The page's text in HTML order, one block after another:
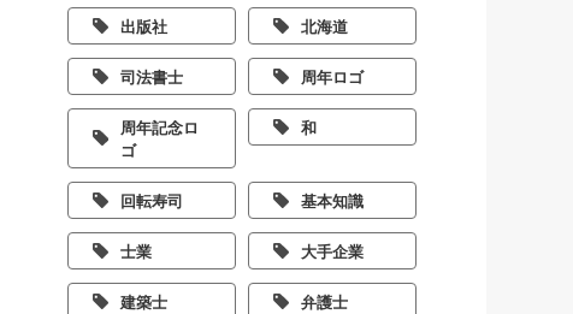
出版社 北海道
司法書士 周年ロゴ
周年記念ロ
ゴ
和
回転寿司 基本知識
士業 大手企業
建築士 弁護士